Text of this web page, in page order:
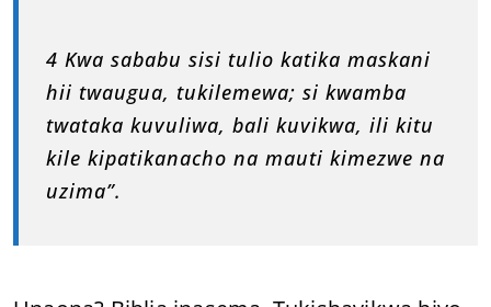
4 Kwa sababu sisi tulio katika maskani
hii twaugua, tukilemewa; si kwamba
twataka kuvuliwa, bali kuvikwa, ili kitu
kile kipatikanacho na mauti kimezwe na
uzima”.